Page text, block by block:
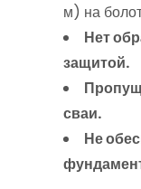
м) на
Нет
защитой.
сваи.
Не